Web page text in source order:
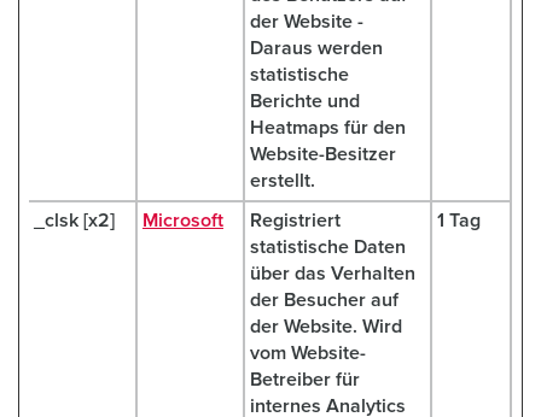
der Website -
Daraus werden
statistische
Berichte und
Heatmaps für den
Website-Besitzer
erstellt.
_clsk [x2] Microsoft
Registriert
statistische Daten
über das Verhalten
der Besucher auf
der Website. Wird
vom Website-
Betreiber für
internes Analytics
1 Tag